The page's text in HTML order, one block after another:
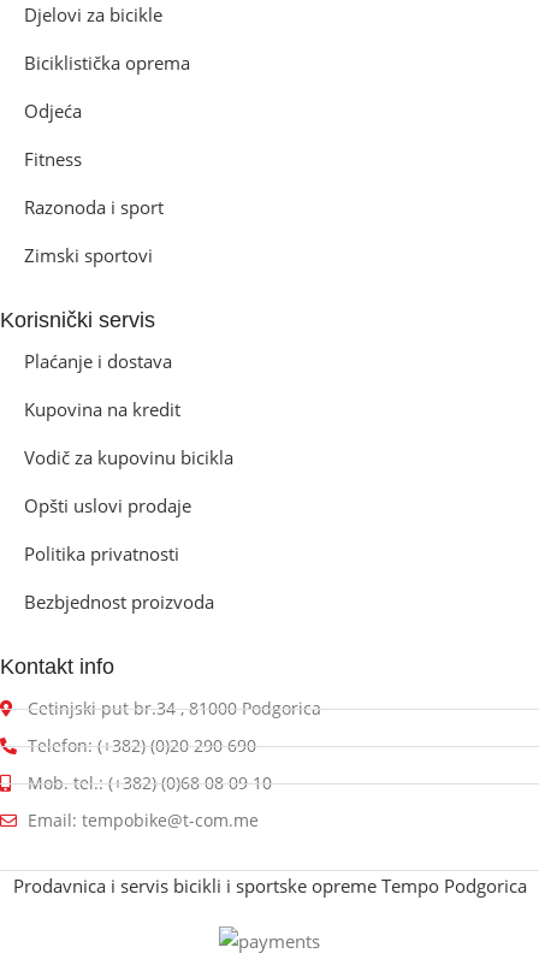
Djelovi za bicikle
Biciklistička oprema
Odjeća
Fitness
Razonoda i sport
Zimski sportovi
Korisnički servis
Plaćanje i dostava
Kupovina na kredit
Vodič za kupovinu bicikla
Opšti uslovi prodaje
Politika privatnosti
Bezbjednost proizvoda
Kontakt info
Cetinjski put br.34 , 81000 Podgorica
Telefon: (+382) (0)20 290 690
Mob. tel.: (+382) (0)68 08 09 10
Email: tempobike@t-com.me
Prodavnica i servis bicikli i sportske opreme Tempo Podgorica